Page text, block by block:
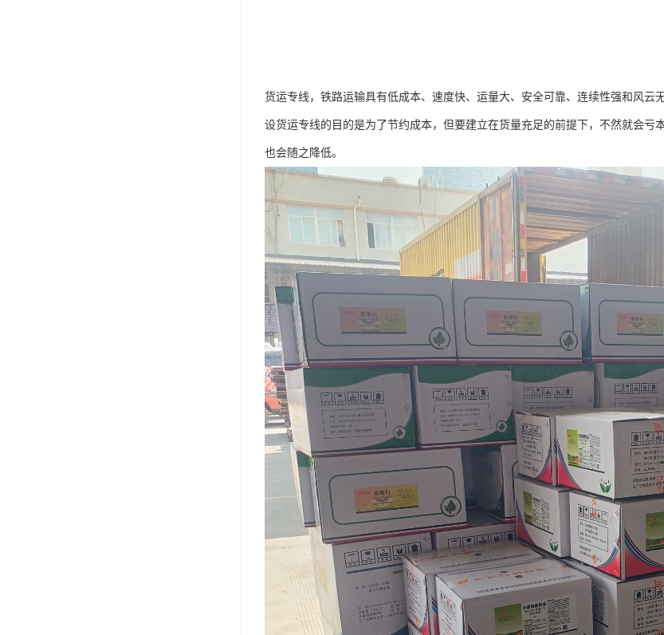
货运专线，铁路运输具有低成本、速度快、运量大、安全可靠、连续性强和风
设货运专线的目的是为了节约成本，但要建立在货量充足的前提下，不然就会
也会随之降低。